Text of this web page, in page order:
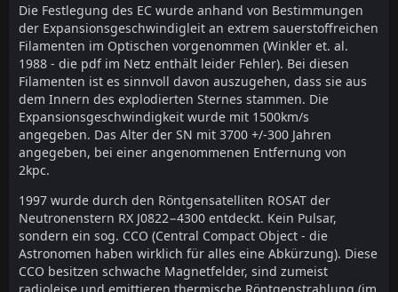
Die Festlegung des EC wurde anhand von Bestimmungen
der Expansionsgeschwindigleit an extrem sauerstoffreichen
Filamenten im Optischen vorgenommen (Winkler et. al.
1988 - die pdf im Netz enthält leider Fehler). Bei diesen
Filamenten ist es sinnvoll davon auszugehen, dass sie aus
dem Innern des explodierten Sternes stammen. Die
Expansionsgeschwindigkeit wurde mit 1500km/s
angegeben. Das Alter der SN mit 3700 +/-300 Jahren
angegeben, bei einer angenommenen Entfernung von
2kpc.
1997 wurde durch den Röntgensatelliten ROSAT der
Neutronenstern RX J0822−4300 entdeckt. Kein Pulsar,
sondern ein sog. CCO (Central Compact Object - die
Astronomen haben wirklich für alles eine Abkürzung). Diese
CCO besitzen schwache Magnetfelder, sind zumeist
radioleise und emittieren thermische Röntgenstrahlung (im